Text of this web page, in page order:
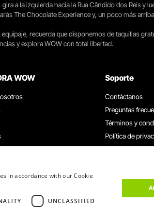
gira a la izquierda hacia la Rua Cândido dos Reis y
The Chocolate Experience y, un poco más
equipaje, recuerda que disponemos de taquillas
y explora WOW con total libertad.
WOW
eventos
Soporte
Contáctanos
Preguntas
Términos y
Política de
Trabaja con
in accordance with our Cookie
UNCLASSIFIED